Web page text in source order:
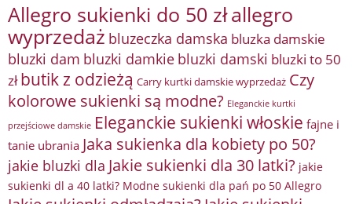
Allegro sukienki do 50 złallegro
wyprzedaż bluzeczka damska bluzka damskie
bluzki dam bluzki damkie bluzki damski bluzki to 50
zł butik z odzieżą Carry kurtki damskie wyprzedaż Czy
kolorowe sukienki są modne? Eleganckie kurtki
przejściowe damskie Eleganckie sukienki włoskie fajne i
tanie ubrania Jaka sukienka dla kobiety po 50?
jakie bluzki dla Jakie sukienki dla 30 latki? jakie
sukienki dl a 40 latki? Modne sukienki dla pań po 50 Allegro